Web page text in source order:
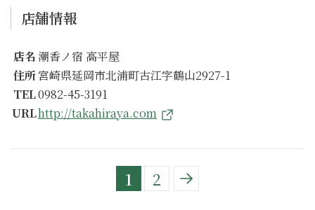
店舗情報
店名潮香ノ宿 高平屋
住所宮崎県延岡市北浦町古江字鶴山2927-1
TEL0982-45-3191
URLhttp://takahiraya.com
1 2